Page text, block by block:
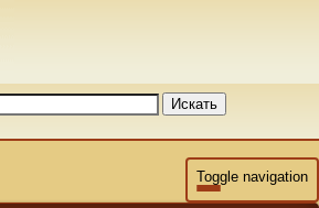
Искать
Toggle navigation